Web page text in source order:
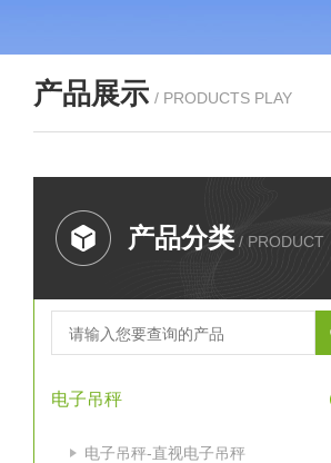
产品展示 / PRODUCTS PLAY
产品分类 / PRODUCT
电子吊秤
电子吊秤-直视电子吊秤